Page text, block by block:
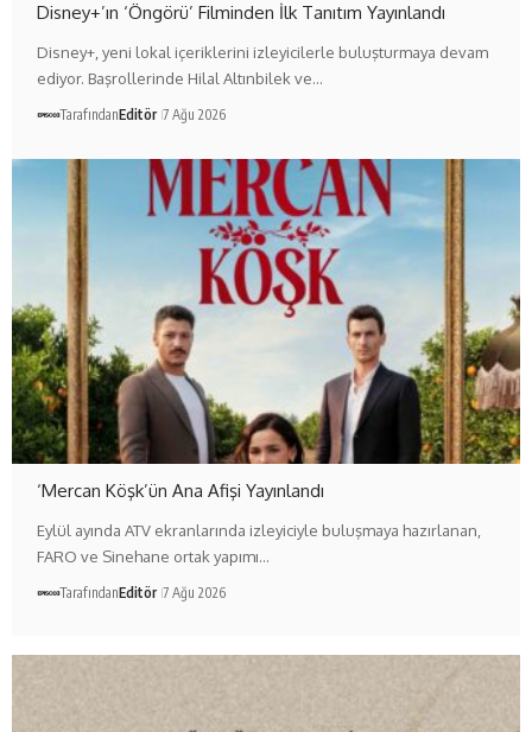
Disney+’ın ‘Öngörü’ Filminden İlk Tanıtım Yayınlandı
Disney+, yeni lokal içeriklerini izleyicilerle buluşturmaya devam
ediyor. Başrollerinde Hilal Altınbilek ve…
TarafındanEditör 7 Ağu 2026
‘Mercan Köşk’ün Ana Afişi Yayınlandı
Eylül ayında ATV ekranlarında izleyiciyle buluşmaya hazırlanan,
FARO ve Sinehane ortak yapımı…
TarafındanEditör 7 Ağu 2026